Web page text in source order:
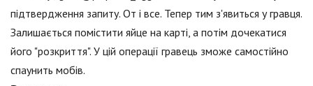
підтвердження запиту. От і все. Тепер тим з'явиться у гравця.
Залишається помістити яйце на карті, а потім дочекатися
його "розкриття". У цій операції гравець зможе самостійно
спаунить мобів.